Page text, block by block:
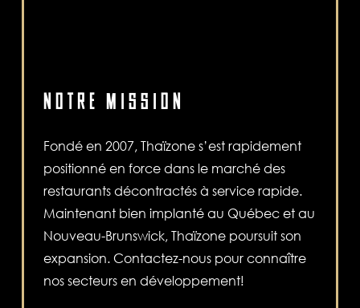
NOTRE MISSION
Fondé en 2007, Thaïzone s’est rapidement
positionné en force dans le marché des
restaurants décontractés à service rapide.
Maintenant bien implanté au Québec et au
Nouveau-Brunswick, Thaïzone poursuit son
expansion. Contactez-nous pour connaître
nos secteurs en développement!